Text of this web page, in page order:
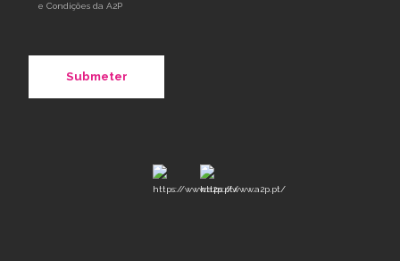
e Condições da A2P